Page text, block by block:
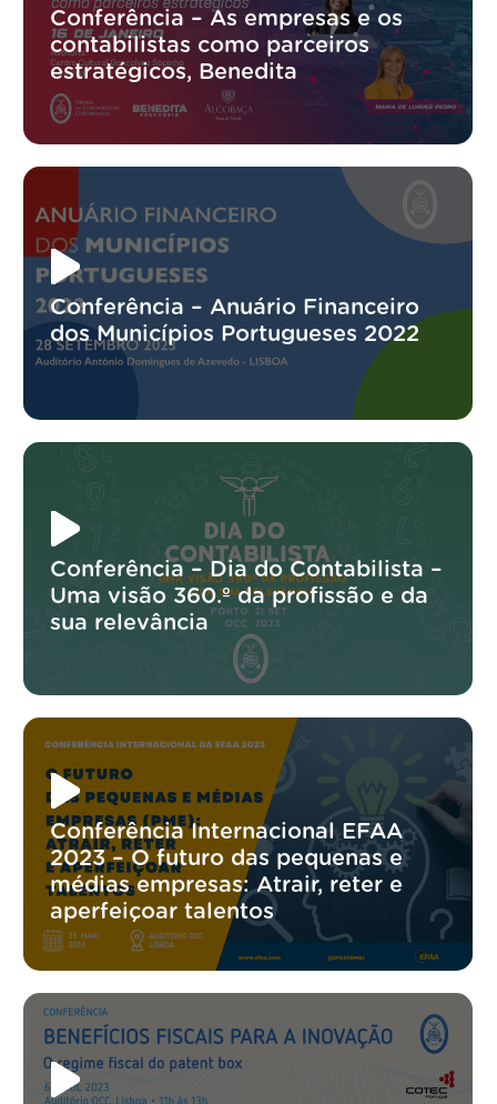
Conferência – As empresas e os
contabilistas como parceiros
estratégicos, Benedita
Conferência – Anuário Financeiro
dos Municípios Portugueses 2022
Conferência – Dia do Contabilista –
Uma visão 360.º da profissão e da
sua relevância
Conferência Internacional EFAA
2023 – O futuro das pequenas e
médias empresas: Atrair, reter e
aperfeiçoar talentos